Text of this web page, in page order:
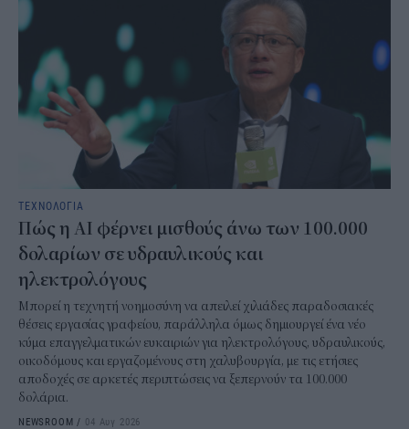
ΤΕΧΝΟΛΟΓΙΑ
Πώς η AI φέρνει μισθούς άνω των 100.000
δολαρίων σε υδραυλικούς και
ηλεκτρολόγους
Μπορεί η τεχνητή νοημοσύνη να απειλεί χιλιάδες παραδοσιακές
θέσεις εργασίας γραφείου, παράλληλα όμως δημιουργεί ένα νέο
κύμα επαγγελματικών ευκαιριών για ηλεκτρολόγους, υδραυλικούς,
οικοδόμους και εργαζομένους στη χαλυβουργία, με τις ετήσιες
αποδοχές σε αρκετές περιπτώσεις να ξεπερνούν τα 100.000
δολάρια.
NEWSROOM / 04 Αυγ 2026